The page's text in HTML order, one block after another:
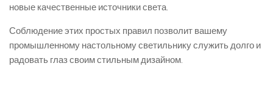
новые качественные источники света.
Соблюдение этих простых правил позволит вашему
промышленному настольному светильнику служить долго и
радовать глаз своим стильным дизайном.